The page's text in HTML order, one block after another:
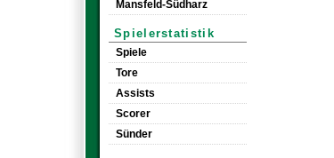
Mansfeld-Südharz
Spielerstatistik
Spiele
Tore
Assists
Scorer
Sünder